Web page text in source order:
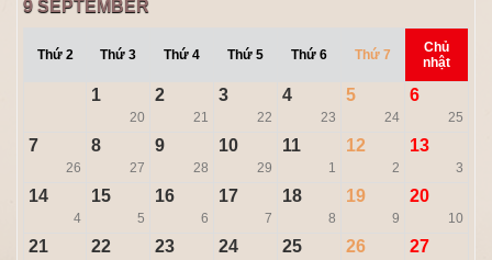
9 SEPTEMBER
Thứ 2 Thứ 3 Thứ 4 Thứ 5 Thứ 6 Thứ 7
Chủ
nhật
1
20
2
21
3
22
4
23
5
24
6
25
7
26
8
27
9
28
10
29
11
1
12
2
13
3
14
4
15
5
16
6
17
7
18
8
19
9
20
10
21 22 23 24 25 26 27